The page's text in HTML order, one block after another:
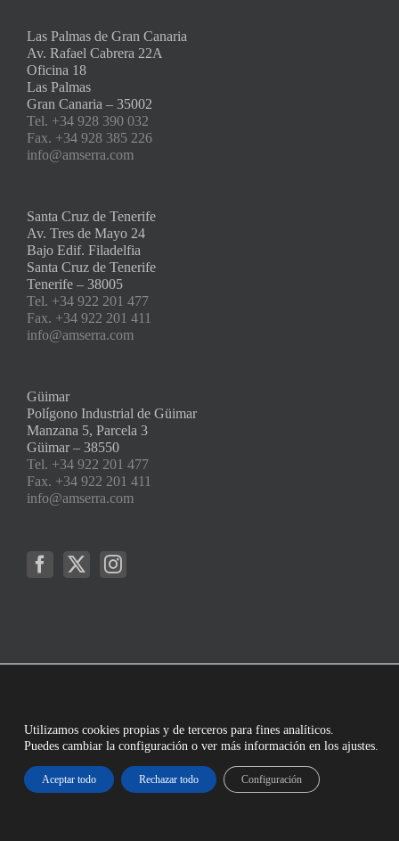
Las Palmas de Gran Canaria
Av. Rafael Cabrera 22A
Oficina 18
Las Palmas
Gran Canaria – 35002
Tel. +34 928 390 032
Fax. +34 928 385 226
info@amserra.com
Santa Cruz de Tenerife
Av. Tres de Mayo 24
Bajo Edif. Filadelfia
Santa Cruz de Tenerife
Tenerife – 38005
Tel. +34 922 201 477
Fax. +34 922 201 411
info@amserra.com
Güimar
Polígono Industrial de Güimar
Manzana 5, Parcela 3
Güimar – 38550
Tel. +34 922 201 477
Fax. +34 922 201 411
info@amserra.com
Utilizamos cookies propias y de terceros para fines analíticos.
Puedes cambiar la configuración o ver más información en los ajustes.
Aceptar todo Rechazar todo Configuración